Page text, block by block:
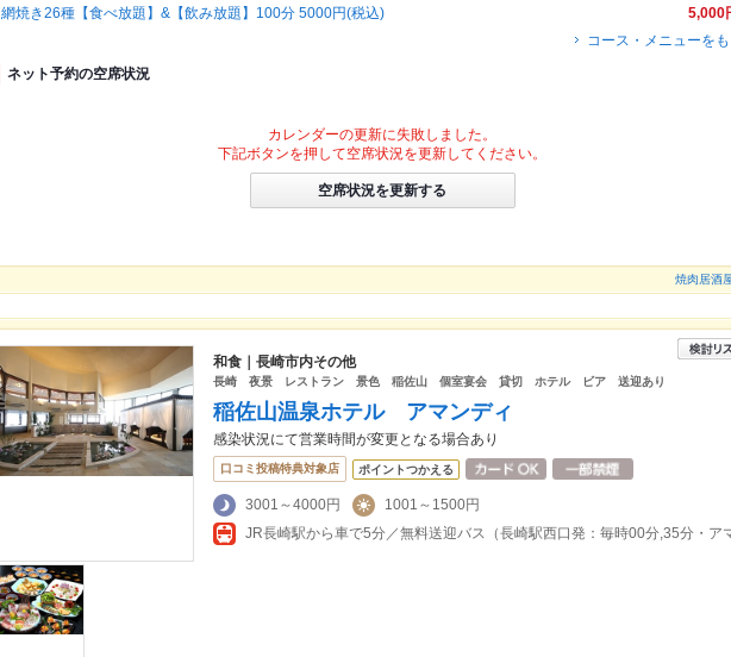
5,000
網焼き26種【食べ放題】&【飲み放題】100分 5000円(税込)
コース・メニューを
ネット予約の空席状況
カレンダーの更新に失敗しました。
下記ボタンを押して空席状況を更新してください。
空席状況を更新する
焼肉居酒
和食｜長崎市内その他
長崎 夜景 レストラン 景色 稲佐山 個室宴会 貸切 ホテル ビア 送迎あり
稲佐山温泉ホテル アマンディ
感染状況にて営業時間が変更となる場合あり
口コミ投稿特典対象店 ポイントつかえる
3001～4000円
1001～1500円